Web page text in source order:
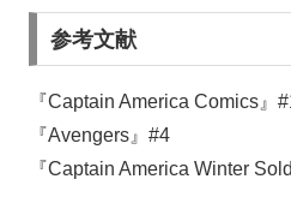
参考文献
『Captain America Comics』
『Avengers』#4
『Captain America Winter